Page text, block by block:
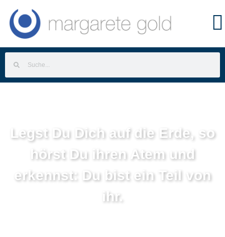
Legst Du Dich auf die Erde, so
hörst Du ihren Atem und
erkennst: Du bist ein Teil von
ihr.